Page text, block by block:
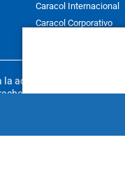
Caracol Internacional
Caracol Corporativo
aceptación de los
Reservados D.R.A.
Reproduction in